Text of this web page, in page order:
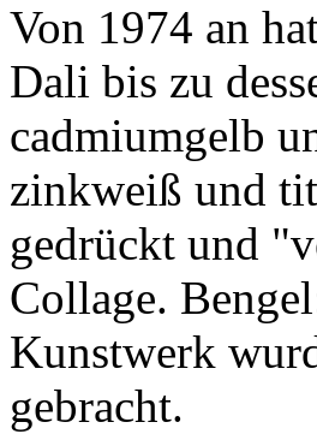
Von 1974 an
Dali bis zu
cadmiumgelb
zinkweiß und
gedrückt und
Collage.
Kunstwerk
gebracht.